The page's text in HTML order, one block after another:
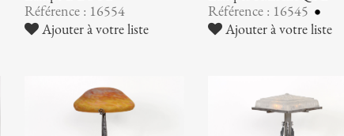
Référence : 16554
Ajouter à votre liste
Référence : 16545
Ajouter à votre liste